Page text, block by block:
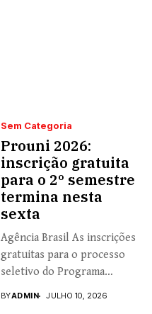
Sem Categoria
Prouni 2026:
inscrição gratuita
para o 2º semestre
termina nesta
sexta
Agência Brasil As inscrições
gratuitas para o processo
seletivo do Programa
BYADMIN JULHO 10, 2026